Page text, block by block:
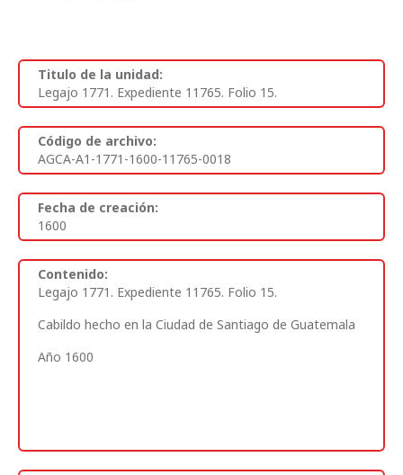
Titulo de la unidad:
Legajo 1771. Expediente 11765. Folio 15.
Código de archivo:
AGCA-A1-1771-1600-11765-0018
Fecha de creación:
1600
Contenido:
Legajo 1771. Expediente 11765. Folio 15.
Cabildo hecho en la Ciudad de Santiago de Guatemala
Año 1600